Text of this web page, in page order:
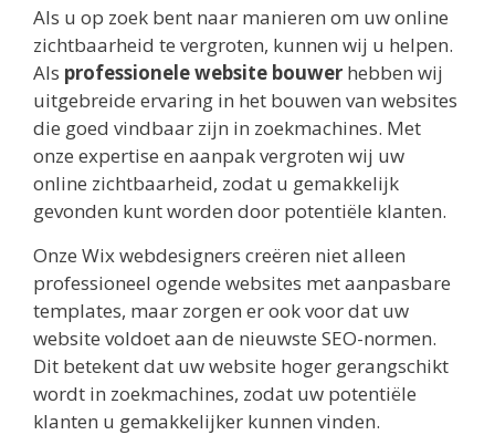
Als u op zoek bent naar manieren om uw online
zichtbaarheid te vergroten, kunnen wij u helpen.
Als professionele website bouwer hebben wij
uitgebreide ervaring in het bouwen van websites
die goed vindbaar zijn in zoekmachines. Met
onze expertise en aanpak vergroten wij uw
online zichtbaarheid, zodat u gemakkelijk
gevonden kunt worden door potentiële klanten.
Onze Wix webdesigners creëren niet alleen
professioneel ogende websites met aanpasbare
templates, maar zorgen er ook voor dat uw
website voldoet aan de nieuwste SEO-normen.
Dit betekent dat uw website hoger gerangschikt
wordt in zoekmachines, zodat uw potentiële
klanten u gemakkelijker kunnen vinden.